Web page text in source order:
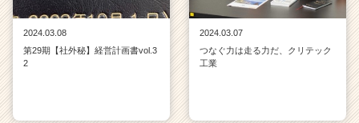
2024.03.08
第29期【社外秘】経営計画書vol.3
2
2024.03.07
つなぐ力は走る力だ、クリテック
工業